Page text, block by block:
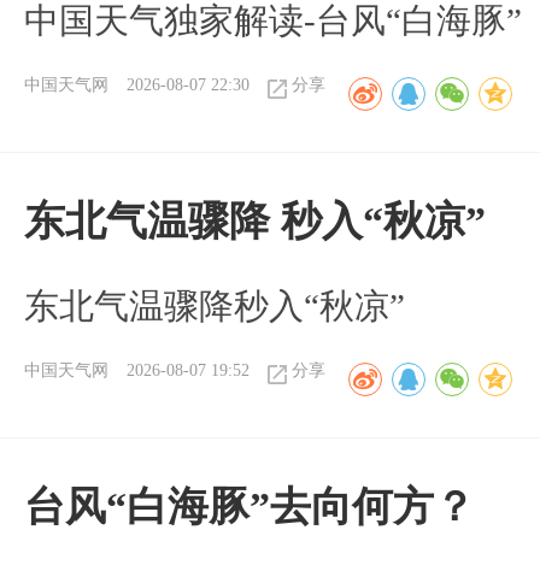
中国天气独家解读-台风“白海豚”
中国天气网 2026-08-07 22:30 分享
东北气温骤降 秒入“秋凉”
东北气温骤降秒入“秋凉”
中国天气网 2026-08-07 19:52 分享
台风“白海豚”去向何方？